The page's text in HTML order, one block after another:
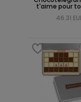
t'aime pour
46.31